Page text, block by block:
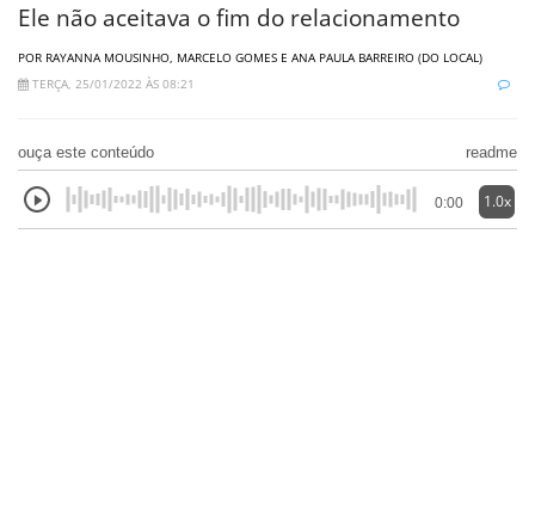
Ele não aceitava o fim do relacionamento
POR RAYANNA MOUSINHO, MARCELO GOMES E ANA PAULA BARREIRO (DO LOCAL)
TERÇA, 25/01/2022 ÀS 08:21
ouça este conteúdo readme
0:00 1.0x